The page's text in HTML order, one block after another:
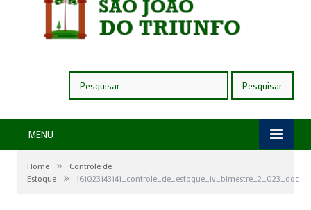
por:
MENU
Home »
Controle de
Estoque
» 161023143141_controle_de_estoque_iv_bimestre_2_023_doc